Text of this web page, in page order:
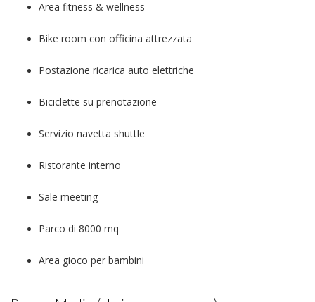
Area fitness & wellness
Bike room con officina attrezzata
Postazione ricarica auto elettriche
Biciclette su prenotazione
Servizio navetta shuttle
Ristorante interno
Sale meeting
Parco di 8000 mq
Area gioco per bambini